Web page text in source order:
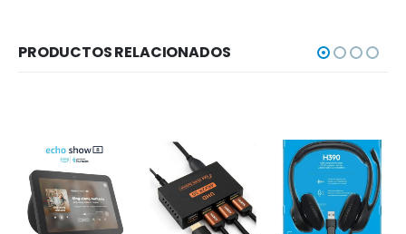
PRODUCTOS RELACIONADOS